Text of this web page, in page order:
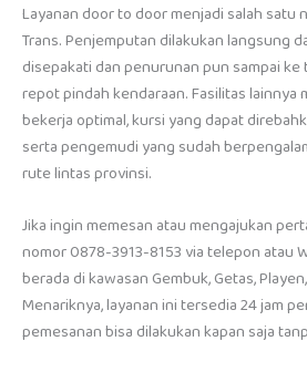
Layanan door to door menjadi salah satu
Trans. Penjemputan dilakukan langsung
disepakati dan penurunan pun sampai
repot pindah kendaraan. Fasilitas lainnya
bekerja optimal, kursi yang dapat
serta pengemudi yang sudah
rute lintas provinsi.
Jika ingin memesan atau mengajukan
nomor 0878-3913-8153 via telepon atau
berada di kawasan Gembuk, Getas,
Menariknya, layanan ini tersedia 24 jam
pemesanan bisa dilakukan kapan saja